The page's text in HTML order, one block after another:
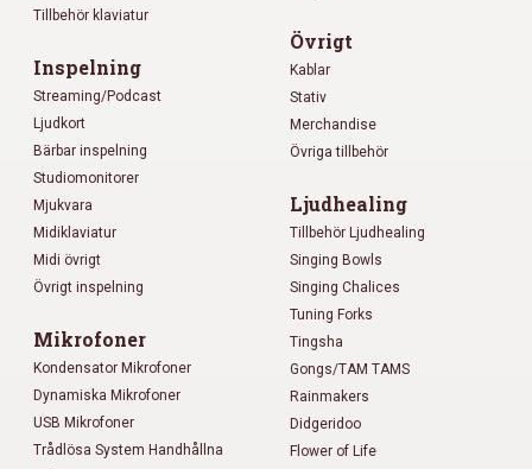
Tillbehör klaviatur
Inspelning
Streaming/Podcast
Ljudkort
Bärbar inspelning
Studiomonitorer
Mjukvara
Midiklaviatur
Midi övrigt
Övrigt inspelning
Mikrofoner
Kondensator Mikrofoner
Dynamiska Mikrofoner
USB Mikrofoner
Trådlösa System Handhållna
Övrigt
Kablar
Stativ
Merchandise
Övriga tillbehör
Ljudhealing
Tillbehör Ljudhealing
Singing Bowls
Singing Chalices
Tuning Forks
Tingsha
Gongs/TAM TAMS
Rainmakers
Didgeridoo
Flower of Life